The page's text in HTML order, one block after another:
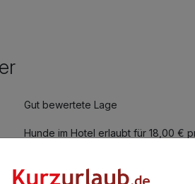
Gut bewertete Lage